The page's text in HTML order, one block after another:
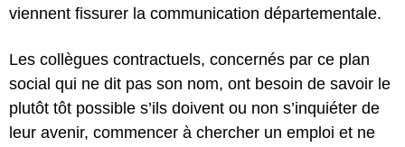
viennent fissurer la communication départementale.
Les collègues contractuels, concernés par ce plan
social qui ne dit pas son nom, ont besoin de savoir le
plutôt tôt possible s’ils doivent ou non s’inquiéter de
leur avenir, commencer à chercher un emploi et ne